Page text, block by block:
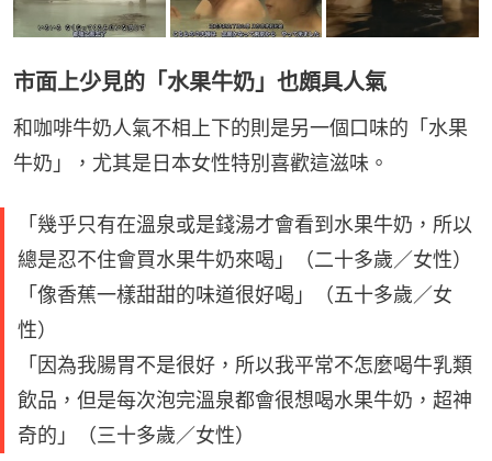
市面上少見的「水果牛奶」也頗具人氣
和咖啡牛奶人氣不相上下的則是另一個口味的「水果
牛奶」，尤其是日本女性特別喜歡這滋味。
「幾乎只有在溫泉或是錢湯才會看到水果牛奶，所以
總是忍不住會買水果牛奶來喝」（二十多歲／女性）
「像香蕉一樣甜甜的味道很好喝」（五十多歲／女
性）
「因為我腸胃不是很好，所以我平常不怎麼喝牛乳類
飲品，但是每次泡完溫泉都會很想喝水果牛奶，超神
奇的」（三十多歲／女性）